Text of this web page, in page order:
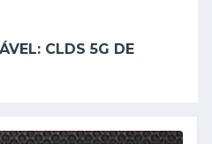
CLDS 5G DE